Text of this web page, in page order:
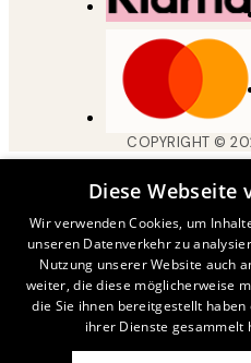
COPYRIGHT ©
Diese Webseite
Wir verwenden Cookies, um
unseren Datenverkehr zu
Nutzung unserer Website auch
weiter, die diese möglicherweise
die Sie ihnen bereitgestellt
ihrer Dienste gesammelt